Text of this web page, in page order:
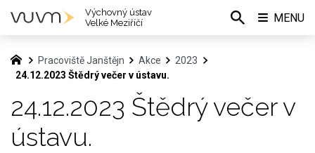
Pracoviště Janštějn Akce
2023
24.12.2023 Štědrý večer v ústavu.
24.12.2023 Štědrý večer v
ústavu.
Výchovný ústav
Velké Meziříčí
MENU